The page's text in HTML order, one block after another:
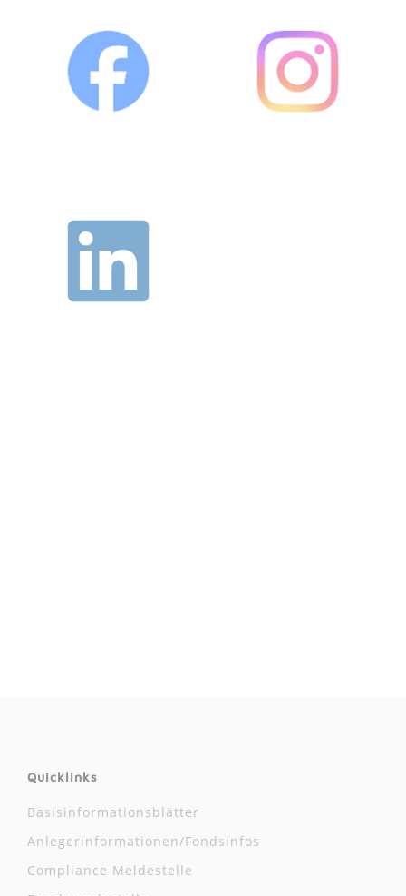
Quicklinks
Basisinformationsblätter
Anlegerinformationen/Fondsinfos
Compliance Meldestelle